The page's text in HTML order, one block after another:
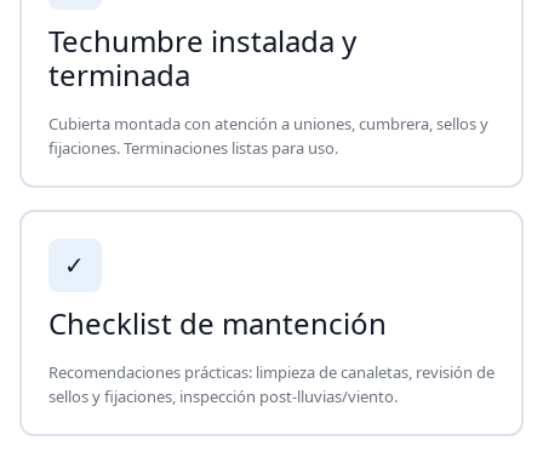
Techumbre instalada y
terminada
Cubierta montada con atención a uniones, cumbrera, sellos y
fijaciones. Terminaciones listas para uso.
✓
Checklist de mantención
Recomendaciones prácticas: limpieza de canaletas, revisión de
sellos y fijaciones, inspección post-lluvias/viento.